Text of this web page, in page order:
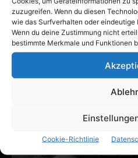
zuzugreifen. Wenn du diesen
wie das Surfverhalten oder eindeutige
Wenn du deine Zustimmung nicht
bestimmte Merkmale und Funktionen
Cookie-Richtlinie
ein
16. April 2026
Familien-
31. März 2026
dein
13. März 2026